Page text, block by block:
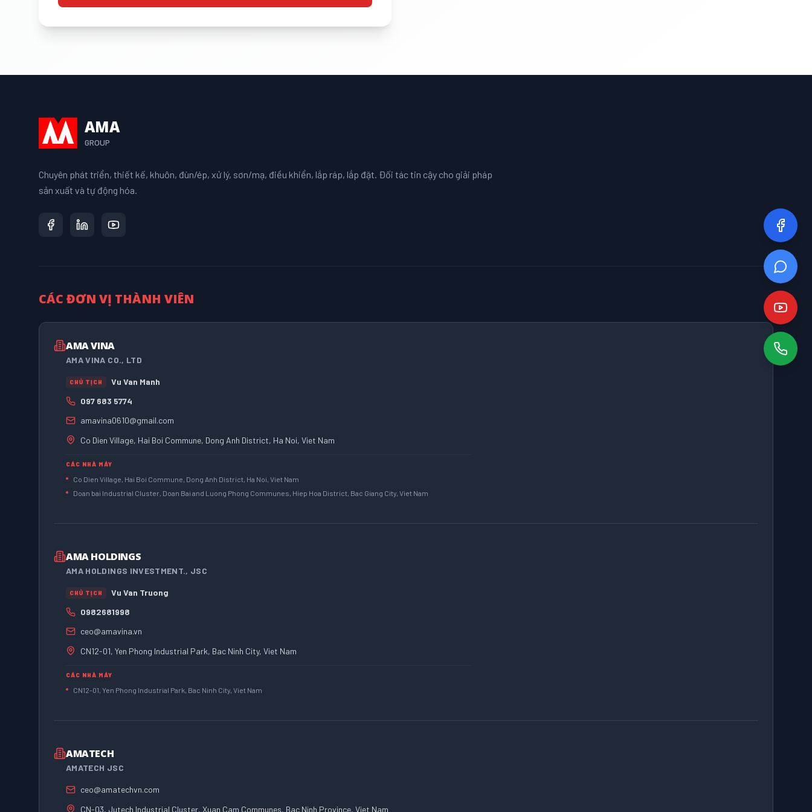
AMA
GROUP
Chuyên phát triển, thiết kế, khuôn, đùn/ép, xử lý, sơn/mạ, điều khiển, lắp ráp, lắp đặt. Đối tác tin cậy cho giải pháp
sản xuất và tự động hóa.
CÁC ĐƠN VỊ THÀNH VIÊN
AMA VINA
AMA VINA CO., LTD
CHỦ TỊCH
Vu Van Manh
097 683 5774
amavina0610@gmail.com
Co Dien Village, Hai Boi Commune, Dong Anh District, Ha Noi, Viet Nam
CÁC NHÀ MÁY
Co Dien Village, Hai Boi Commune, Dong Anh District, Ha Noi, Viet Nam
Doan bai Industrial Cluster, Doan Bai and Luong Phong Communes, Hiep Hoa District, Bac Giang City, Viet Nam
AMA HOLDINGS
AMA HOLDINGS INVESTMENT., JSC
CHỦ TỊCH
Vu Van Truong
0982681998
ceo@amavina.vn
CN12-01, Yen Phong Industrial Park, Bac Ninh City, Viet Nam
CÁC NHÀ MÁY
CN12-01, Yen Phong Industrial Park, Bac Ninh City, Viet Nam
AMATECH
AMATECH JSC
ceo@amatechvn.com
CN-03, Jutech Industrial Cluster, Xuan Cam Communes, Bac Ninh Province, Viet Nam